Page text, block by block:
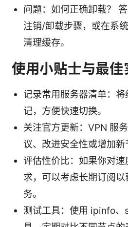
问题：如何正确卸载？
注销/卸载步骤，或在系
清理缓存。
使用小贴士与最佳
记录常用服务器清单：
记，方便快速切换。
关注官方更新：VPN 服
议、改进安全性或增加新
评估性价比：如果你对
求，可以考虑长期订阅
务。
测试工具：使用 ipinfo